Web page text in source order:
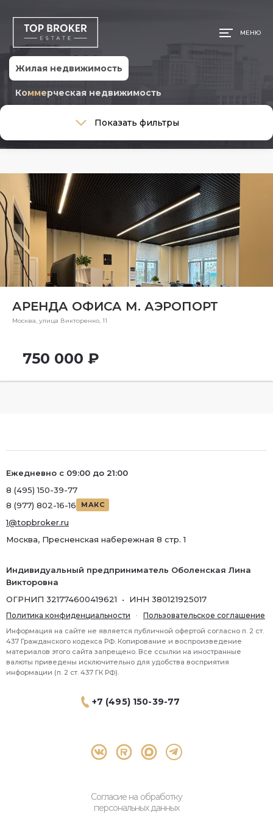
МЕНЮ
Жилая недвижимость
Коммерческая недвижимость
Тип сделки
Тип недвижимости
Общая площадь, м
Ремонт
Ремонт
Район
Район
Метро
Показать фильтры
АРЕНДА ОФИСА М. АЭРОПОРТ
Москва, улица Викторенко, 11
750 000 ₽
+7 (495) 150-39-77
Согласие на обработку
персональных данных
Ежедневно с 09:00 до 21:00
8 (495) 150-39-77
8 (977) 802-16-16
МАКС
1@topbroker.ru
Москва, Пресненская набережная 8 стр. 1
Индивидуальный предприниматель Оболенская Лина
Викторовна
ОГРНИП 321774600419621 • ИНН 380121925017
Политика конфиденциальности · Пользовательское соглашение
Информация на сайте не является публичной офертой согласно п. 2 ст.
437 Гражданского кодекса РФ. Копирование и воспроизведение
материалов этого сайта запрещено. Все ссылки на иностранные
валюты приведены исключительно для удобства восприятия
информации (п. 2 ст. 437 ГК РФ).